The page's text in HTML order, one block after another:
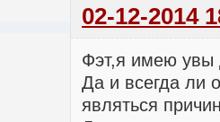
02-12-2014
Фэт,я имею увы
Да и всегда ли
являться